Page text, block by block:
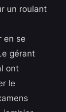
un roulant
en se
gérant
ont
le